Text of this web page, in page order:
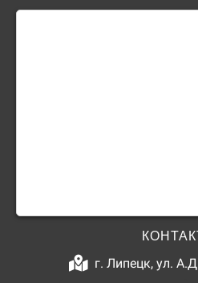
г. Липецк, ул.